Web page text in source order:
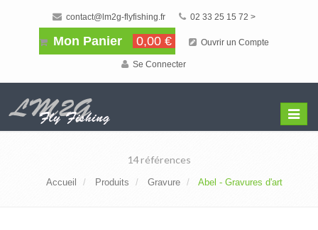
contact@lm2g-flyfishing.fr 02 33 25 15 72 >
Mon Panier 0,00 € Ouvrir un Compte
Se Connecter
Menu
14 références
Accueil Produits Gravure Abel - Gravures d'art